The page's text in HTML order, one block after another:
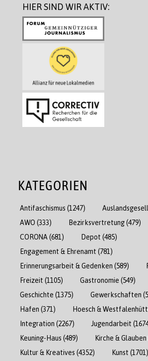
HIER SIND WIR AKTIV:
KATEGORIEN
Antifaschismus (1247)
AWO (333) Bezirksvertretung(479)
CORONA (681) Depot (485)
Engagement & Ehrenamt (781)
Erinnerungsarbeit & Gedenken (589)
Freizeit (1105) Gastronomie (549)
Geschichte (1375) Gewerkschaften
Hafen (371) Hoesch &
Integration (2267) Jugendarbeit
Keuning-Haus (489) Kirche & Glauben
Kultur & Kreatives (4352) Kunst (1701)